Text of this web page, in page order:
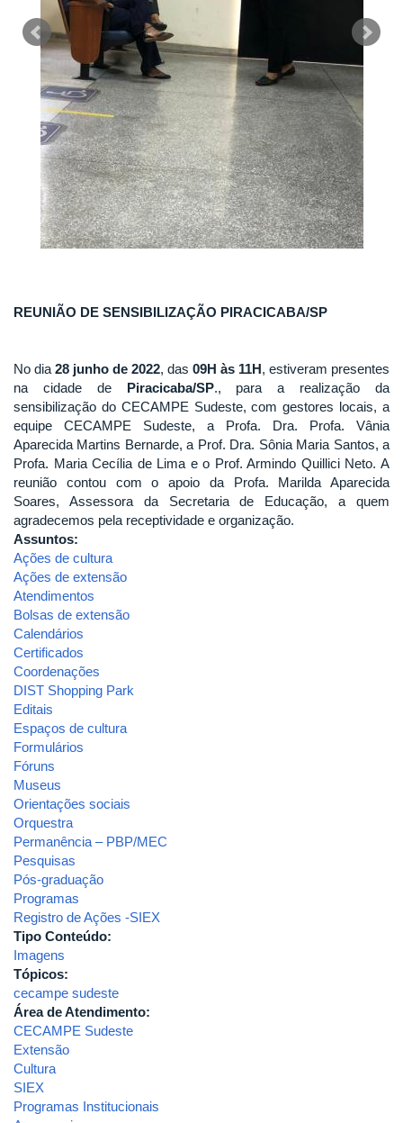
REUNIÃO DE SENSIBILIZAÇÃO PIRACICABA/SP
No dia 28 junho de 2022, das 09H às 11H, estiveram presentes
na cidade de Piracicaba/SP., para a realização da
sensibilização do CECAMPE Sudeste, com gestores locais, a
equipe CECAMPE Sudeste, a Profa. Dra. Profa. Vânia
Aparecida Martins Bernarde, a Prof. Dra. Sônia Maria Santos, a
Profa. Maria Cecília de Lima e o Prof. Armindo Quillici Neto. A
reunião contou com o apoio da Profa. Marilda Aparecida
Soares, Assessora da Secretaria de Educação, a quem
agradecemos pela receptividade e organização.
Assuntos:
Ações de cultura
Ações de extensão
Atendimentos
Bolsas de extensão
Calendários
Certificados
Coordenações
DIST Shopping Park
Editais
Espaços de cultura
Formulários
Fóruns
Museus
Orientações sociais
Orquestra
Permanência – PBP/MEC
Pesquisas
Pós-graduação
Programas
Registro de Ações -SIEX
Tipo Conteúdo:
Imagens
Tópicos:
cecampe sudeste
Área de Atendimento:
CECAMPE Sudeste
Extensão
Cultura
SIEX
Programas Institucionais